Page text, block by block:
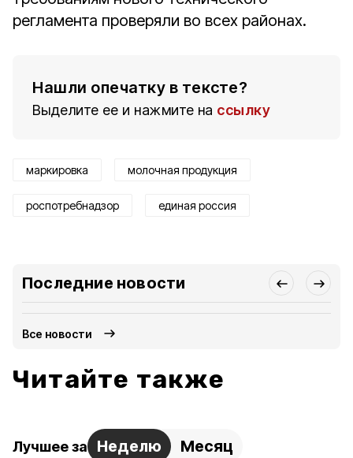
регламента проверяли во всех районах.
Нашли опечатку в тексте?
Выделите ее и нажмите на ссылку
маркировка молочная продукция
роспотребнадзор единая россия
Последние новости
Все новости
Читайте также
Лучшее за Неделю Месяц